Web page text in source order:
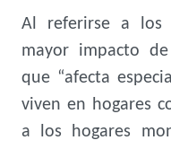
Al referirse a los
mayor impacto
que “afecta
viven en hogares
a los hogares